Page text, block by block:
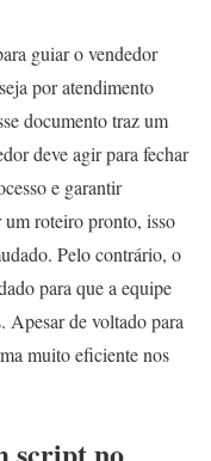
guiar o vendedor
por atendimento
documento traz um
deve agir para fechar
e garantir
um roteiro pronto, isso
Pelo contrário, o
para que a equipe
Apesar de voltado para
muito eficiente nos